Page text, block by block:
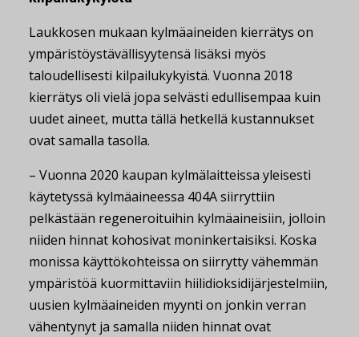
Laukkosen mukaan kylmäaineiden kierrätys on
ympäristöystävällisyytensä lisäksi myös
taloudellisesti kilpailukykyistä. Vuonna 2018
kierrätys oli vielä jopa selvästi edullisempaa kuin
uudet aineet, mutta tällä hetkellä kustannukset
ovat samalla tasolla.
– Vuonna 2020 kaupan kylmälaitteissa yleisesti
käytetyssä kylmäaineessa 404A siirryttiin
pelkästään regeneroituihin kylmäaineisiin, jolloin
niiden hinnat kohosivat moninkertaisiksi. Koska
monissa käyttökohteissa on siirrytty vähemmän
ympäristöä kuormittaviin hiilidioksidijärjestelmiin,
uusien kylmäaineiden myynti on jonkin verran
vähentynyt ja samalla niiden hinnat ovat